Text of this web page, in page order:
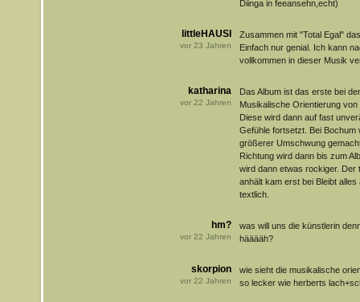
Diinga in feeansehn,echt)
littleHAUSI
vor 23 Jahren
Zusammen mit "Total Egal"
Einfach nur genial. Ich kann
vollkommen in dieser Musik
katharina
vor 22 Jahren
Das Album ist das erste bei
Musikalische Orientierung
Diese wird dann auf fast
Gefühle fortsetzt. Bei Bochum
größerer Umschwung
Richtung wird dann bis zum
wird dann etwas rockiger. Der
anhält kam erst bei Bleibt
textlich.
hm?
vor 22 Jahren
was will uns die künstlerin
hääääh?
skorpion
vor 22 Jahren
wie sieht die musikalische
so lecker wie herberts